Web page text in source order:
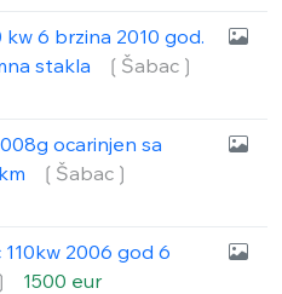
kw 6 brzina 2010 god.
stakla
❲Šabac❳
ocarinjen sa
❲Šabac❳
2006 god 6
1500 eur